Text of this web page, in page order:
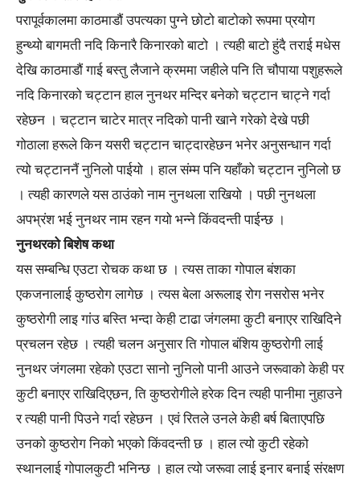
परापूर्वकालमा काठमाडौं उपत्यका पुग्ने छोटो बाटोको रूपमा प्रयोग
हुन्थ्यो बागमती नदि किनारै किनारको बाटो । त्यही बाटो हुंदै तराई मधेस
देखि काठमाडौं गाई बस्तु लैजाने क्रममा जहीले पनि ति चौपाया पशुहरूले
नदि किनारको चट्टान हाल नुनथर मन्दिर बनेको चट्टान चाट्ने गर्दा
रहेछन । चट्टान चाटेर मात्र नदिको पानी खाने गरेको देखे पछी
गोठाला हरूले किन यसरी चट्टान चाट्दारहेछन भनेर अनुसन्धान गर्दा
त्यो चट्टाननैं नुनिलो पाईयो । हाल संम्म पनि यहाँको चट्टान नुनिलो छ
। त्यही कारणले यस ठाउंको नाम नुनथला राखियो । पछी नुनथला
अपभ्रंश भई नुनथर नाम रहन गयो भन्ने किंवदन्ती पाईन्छ ।
नुनथरको बिशेष कथा
यस सम्बन्धि एउटा रोचक कथा छ । त्यस ताका गोपाल बंशका
एकजनालाई कुष्ठरोग लागेछ । त्यस बेला अरूलाइ रोग नसरोस भनेर
कुष्ठरोगी लाइ गांउ बस्ति भन्दा केही टाढा जंगलमा कुटी बनाएर राखिदिने
प्रचलन रहेछ । त्यही चलन अनुसार ति गोपाल बंशिय कुष्ठरोगी लाई
नुनथर जंगलमा रहेको एउटा सानो नुनिलो पानी आउने जरूवाको केही पर
कुटी बनाएर राखिदिएछन, ति कुष्ठरोगीले हरेक दिन त्यही पानीमा नुहाउने
र त्यही पानी पिउने गर्दा रहेछन । एवं रितले उनले केही बर्ष बिताएपछि
उनको कुष्ठरोग निको भएको किंवदन्ती छ । हाल त्यो कुटी रहेको
स्थानलाई गोपालकुटी भनिन्छ । हाल त्यो जरूवा लाई इनार बनाई संरक्षण